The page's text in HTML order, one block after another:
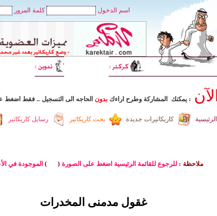
اسم الدخول كلمة المرور
الآن : يمكنك المشاركة وطرح اراءك بدون الحاجه الى التسجيل .. فقط اضغط
رسايل كاريكاتير بحث كاريكاتير كاريكاتيرات جديدة الرئيسية
ملاحظة : للرجوع للقائمة الرئيسية اضغط على الصورة(
) الموجودة في
غقول مدمنى المخدرات